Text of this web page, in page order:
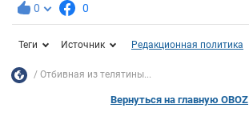
0 0
Теги Источник Редакционная политика
Отбивная из телятины...
Вернуться на главную OBOZ